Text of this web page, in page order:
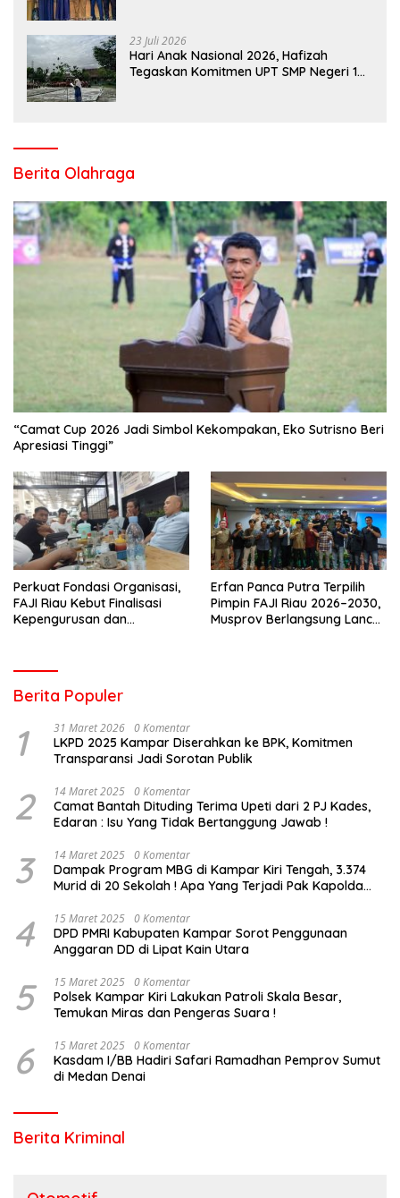
23 Juli 2026
Hari Anak Nasional 2026, Hafizah
Tegaskan Komitmen UPT SMP Negeri 1
Berita Olahraga
“Camat Cup 2026 Jadi Simbol Kekompakan, Eko Sutrisno Beri
Apresiasi Tinggi”
Perkuat Fondasi Organisasi,
FAJI Riau Kebut Finalisasi
Kepengurusan dan
Erfan Panca Putra Terpilih
Pimpin FAJI Riau 2026–2030,
Musprov Berlangsung Lancar
Berita Populer
1 31 Maret 2026 0 Komentar
LKPD 2025 Kampar Diserahkan ke BPK, Komitmen
Transparansi Jadi Sorotan Publik
2 14 Maret 2025 0 Komentar
Camat Bantah Dituding Terima Upeti dari 2 PJ Kades,
Edaran : Isu Yang Tidak Bertanggung Jawab !
3 14 Maret 2025 0 Komentar
Dampak Program MBG di Kampar Kiri Tengah, 3.374
Murid di 20 Sekolah ! Apa Yang Terjadi Pak Kapolda
4 15 Maret 2025 0 Komentar
DPD PMRI Kabupaten Kampar Sorot Penggunaan
Anggaran DD di Lipat Kain Utara
5 15 Maret 2025 0 Komentar
Polsek Kampar Kiri Lakukan Patroli Skala Besar,
Temukan Miras dan Pengeras Suara !
6 15 Maret 2025 0 Komentar
Kasdam I/BB Hadiri Safari Ramadhan Pemprov Sumut
di Medan Denai
Berita Kriminal